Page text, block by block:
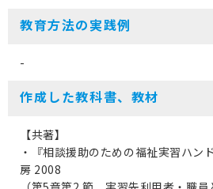
教育方法の実践例
-
作成した教科書、教材
【共著】
・『相談援助のための福祉実習ハン
房 2008